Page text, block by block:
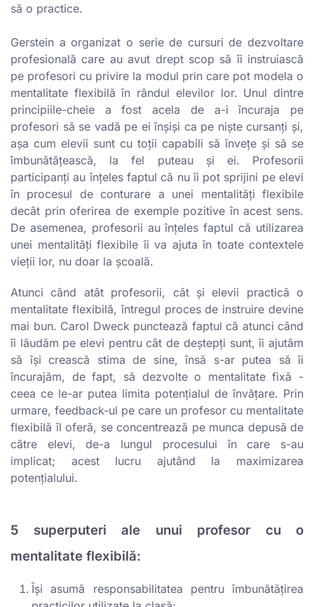
să o practice.
Gerstein a organizat o serie de cursuri de dezvoltare
profesională care au avut drept scop să îi instruiască
pe profesori cu privire la modul prin care pot modela o
mentalitate flexibilă în rândul elevilor lor. Unul dintre
principiile-cheie a fost acela de a-i încuraja pe
profesori să se vadă pe ei înșiși ca pe niște cursanți și,
așa cum elevii sunt cu toții capabili să învețe și să se
îmbunătățească, la fel puteau și ei. Profesorii
participanți au înțeles faptul că nu îi pot sprijini pe elevi
în procesul de conturare a unei mentalități flexibile
decât prin oferirea de exemple pozitive în acest sens.
De asemenea, profesorii au înțeles faptul că utilizarea
unei mentalități flexibile îi va ajuta în toate contextele
vieții lor, nu doar la școală.
Atunci când atât profesorii, cât și elevii practică o
mentalitate flexibilă, întregul proces de instruire devine
mai bun. Carol Dweck punctează faptul că atunci când
îi lăudăm pe elevi pentru cât de deștepți sunt, îi ajutăm
să își crească stima de sine, însă s-ar putea să îi
încurajăm, de fapt, să dezvolte o mentalitate fixă -
ceea ce le-ar putea limita potențialul de învățare. Prin
urmare, feedback-ul pe care un profesor cu mentalitate
flexibilă îl oferă, se concentrează pe munca depusă de
către elevi, de-a lungul procesului în care s-au
implicat; acest lucru ajutând la maximizarea
potențialului.
5 superputeri ale unui profesor cu o
mentalitate flexibilă:
Își asumă responsabilitatea pentru îmbunătățirea